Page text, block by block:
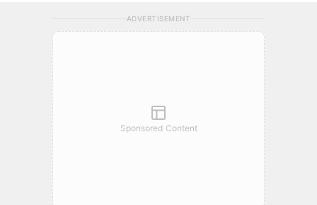
ADVERTISEMENT
Sponsored Content